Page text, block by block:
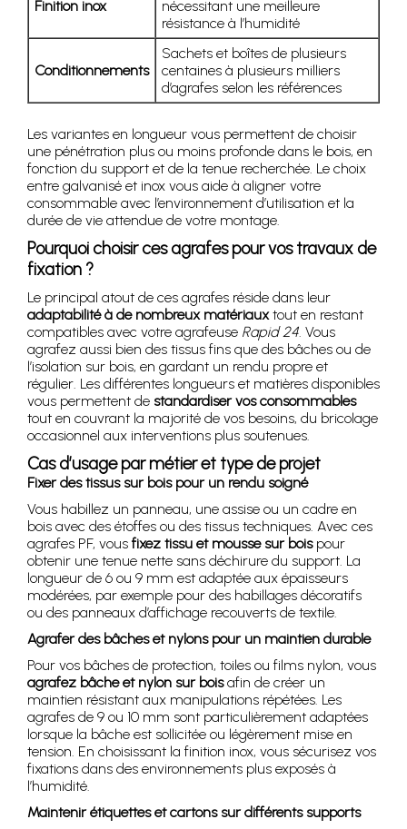
Finition inox
nécessitant une meilleure
résistance à l’humidité
Conditionnements
Sachets et boîtes de plusieurs
centaines à plusieurs milliers
d’agrafes selon les références
Les variantes en longueur vous permettent de choisir
une pénétration plus ou moins profonde dans le bois, en
fonction du support et de la tenue recherchée. Le choix
entre galvanisé et inox vous aide à aligner votre
consommable avec l’environnement d’utilisation et la
durée de vie attendue de votre montage.
Pourquoi choisir ces agrafes pour vos travaux de
fixation ?
Le principal atout de ces agrafes réside dans leur
adaptabilité à de nombreux matériauxtout en restant
compatibles avec votre agrafeuse Rapid 24. Vous
agrafez aussi bien des tissus fins que des bâches ou de
l’isolation sur bois, en gardant un rendu propre et
régulier. Les différentes longueurs et matières disponibles
vous permettent de standardiser vos consommables
tout en couvrant la majorité de vos besoins, du bricolage
occasionnel aux interventions plus soutenues.
Cas d’usage par métier et type de projet
Fixer des tissus sur bois pour un rendu soigné
Vous habillez un panneau, une assise ou un cadre en
bois avec des étoffes ou des tissus techniques. Avec ces
agrafes PF, vous fixez tissu et mousse sur boispour
obtenir une tenue nette sans déchirure du support. La
longueur de 6 ou 9 mm est adaptée aux épaisseurs
modérées, par exemple pour des habillages décoratifs
ou des panneaux d’affichage recouverts de textile.
Agrafer des bâches et nylons pour un maintien durable
Pour vos bâches de protection, toiles ou films nylon, vous
agrafez bâche et nylon sur boisafin de créer un
maintien résistant aux manipulations répétées. Les
agrafes de 9 ou 10 mm sont particulièrement adaptées
lorsque la bâche est sollicitée ou légèrement mise en
tension. En choisissant la finition inox, vous sécurisez vos
fixations dans des environnements plus exposés à
l’humidité.
Maintenir étiquettes et cartons sur différents supports